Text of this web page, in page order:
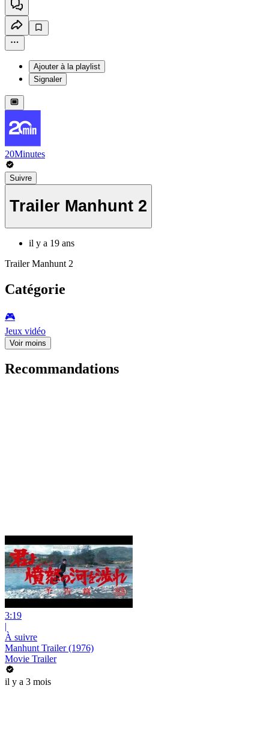
Ajouter à la playlist
Signaler
20Minutes
Suivre
Trailer Manhunt 2
il y a 19 ans
Trailer Manhunt 2
Catégorie
🎮️
Jeux vidéo
Voir moins
Recommandations
3:19
|
À suivre
Manhunt Trailer (1976)
Movie Trailer
il y a 3 mois